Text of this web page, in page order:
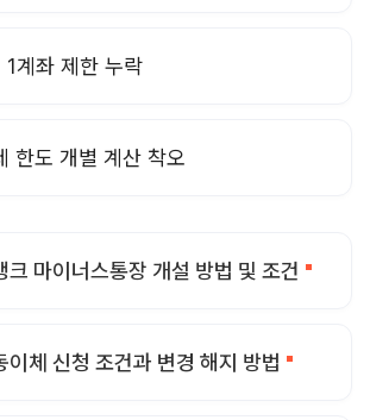
1계좌 제한 누락
한도 개별 계산 착오
크 마이너스통장 개설 방법 및 조건
이체 신청 조건과 변경 해지 방법